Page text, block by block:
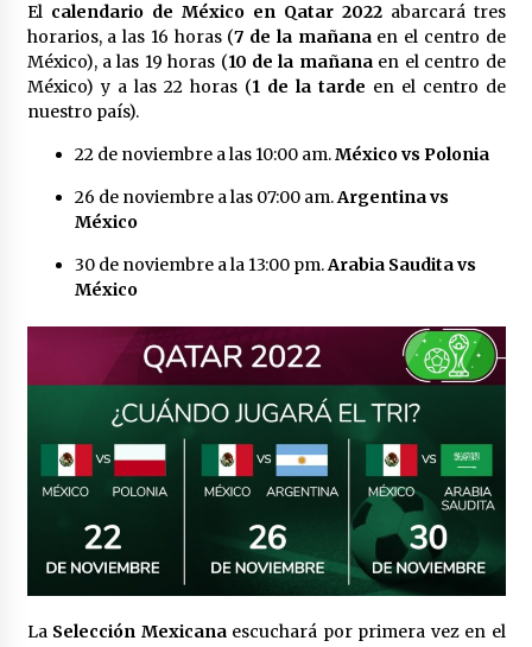
El calendario de México en Qatar 2022abarcará tres
horarios, a las 16 horas (7 de la mañanaen el centro de
México), a las 19 horas (10 de la mañanaen el centro de
México) y a las 22 horas (1 de la tarde en el centro de
nuestro país).
22 de noviembre a las 10:00 am.México vs Polonia
26 de noviembre a las 07:00 am.Argentina vs
México
30 de noviembre a la 13:00 pm.Arabia Saudita vs
México
La Selección Mexicana escuchará por primera vez en el